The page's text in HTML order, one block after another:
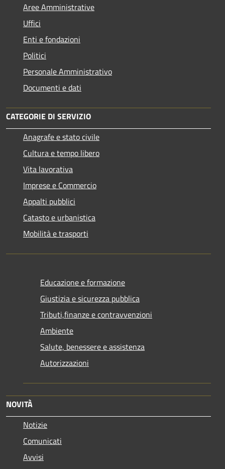
Aree Amministrative
Uffici
Enti e fondazioni
Politici
Personale Amministrativo
Documenti e dati
CATEGORIE DI SERVIZIO
Anagrafe e stato civile
Cultura e tempo libero
Vita lavorativa
Imprese e Commercio
Appalti pubblici
Catasto e urbanistica
Mobilità e trasporti
Educazione e formazione
Giustizia e sicurezza pubblica
Tributi,finanze e contravvenzioni
Ambiente
Salute, benessere e assistenza
Autorizzazioni
NOVITÀ
Notizie
Comunicati
Avvisi